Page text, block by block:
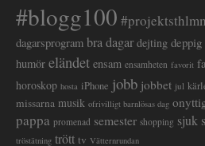
#blogg100
dagarsprogram bra dagar dejting deppig
humör eländet ensam ensamheten favorit
horoskop hosta iPhone jobb jobbet jul
missarna musik ofrivilligt barnlösas dag
pappa promenad semester shopping sjuk
tröstätning trött tv Vätternrundan